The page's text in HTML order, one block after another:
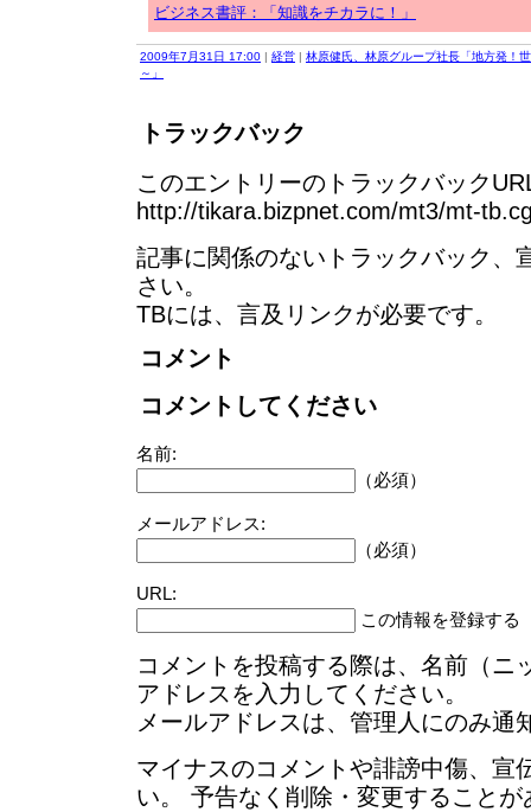
ビジネス書評：「知識をチカラに！」
2009年7月31日 17:00 | 経営 | 林原健氏、林原グループ社長「地方発！
～」
トラックバック
このエントリーのトラックバック
http://tikara.bizpnet.com/mt3/mt-
記事に関係のないトラックバック、
さい。
TBには、言及リンクが必要です。
コメント
コメントしてください
名前:
（必須）
メールアドレス:
（必須）
URL:
この情報を登録する
コメントを投稿する際は、名前（ニ
アドレスを入力してください。
メールアドレスは、管理人にのみ通
マイナスのコメントや誹謗中傷、宣
い。 予告なく削除・変更することが